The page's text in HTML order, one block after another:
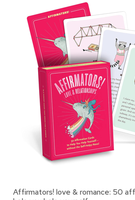
Affirmators! love & romance: 50